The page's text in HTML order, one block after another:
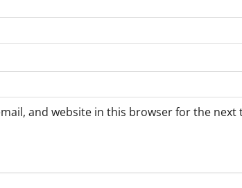
and website in this browser for the next